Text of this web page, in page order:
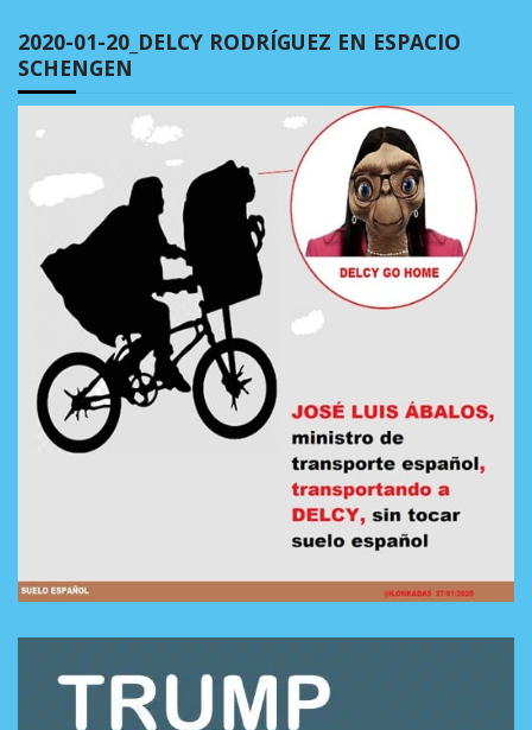
2020-01-20_DELCY RODRÍGUEZ EN ESPACIO
SCHENGEN